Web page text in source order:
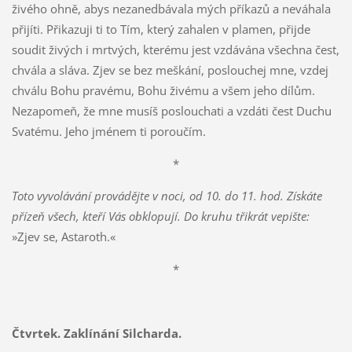
živého ohně, abys nezanedbávala mých příkazů a neváhala
přijíti. Přikazuji ti to Tím, který zahalen v plamen, přijde
soudit živých i mrtvých, kterému jest vzdávána všechna čest,
chvála a sláva. Zjev se bez meškání, poslouchej mne, vzdej
chválu Bohu pravému, Bohu živému a všem jeho dílům.
Nezapomeň, že mne musíš poslouchati a vzdáti čest Duchu
Svatému. Jeho jménem ti poroučím.
*
Toto vyvolávání provádějte v noci, od 10. do 11. hod. Získáte
přízeň všech, kteří Vás obklopují. Do kruhu třikrát vepište:
»Zjev se, Astaroth.«
*
Čtvrtek. Zaklínání Silcharda.